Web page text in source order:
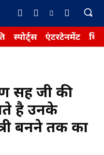
स्पोर्ट्स एंटरटेनमेंट
सिंह जी की
है उनके
बनने तक का